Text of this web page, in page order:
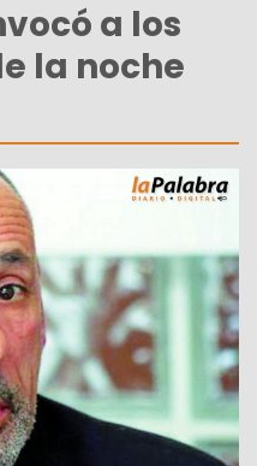
a los
la noche